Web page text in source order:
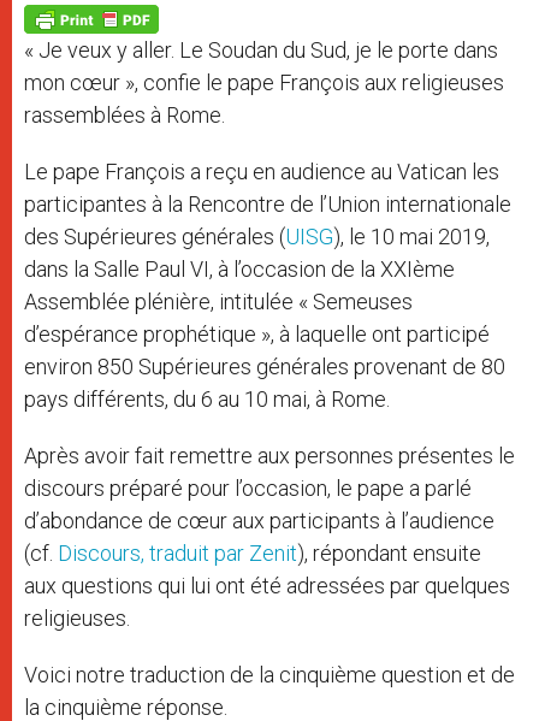
p
p
g
e
r
o
k
« Je veux y aller. Le Soudan du Sud, je le porte dans
mon cœur », confie le pape François aux religieuses
rassemblées à Rome.
Le pape François a reçu en audience au Vatican les
participantes à la Rencontre de l’Union internationale
des Supérieures générales (UISG), le 10 mai 2019,
dans la Salle Paul VI, à l’occasion de la XXIème
Assemblée plénière, intitulée « Semeuses
d’espérance prophétique », à laquelle ont participé
environ 850 Supérieures générales provenant de 80
pays différents, du 6 au 10 mai, à Rome.
Après avoir fait remettre aux personnes présentes le
discours préparé pour l’occasion, le pape a parlé
d’abondance de cœur aux participants à l’audience
(cf. Discours, traduit par Zenit), répondant ensuite
aux questions qui lui ont été adressées par quelques
religieuses.
Voici notre traduction de la cinquième question et de
la cinquième réponse.